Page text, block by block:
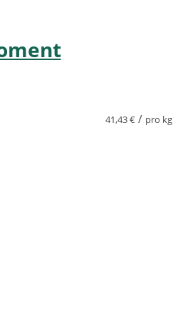
41,43€ / pro kg